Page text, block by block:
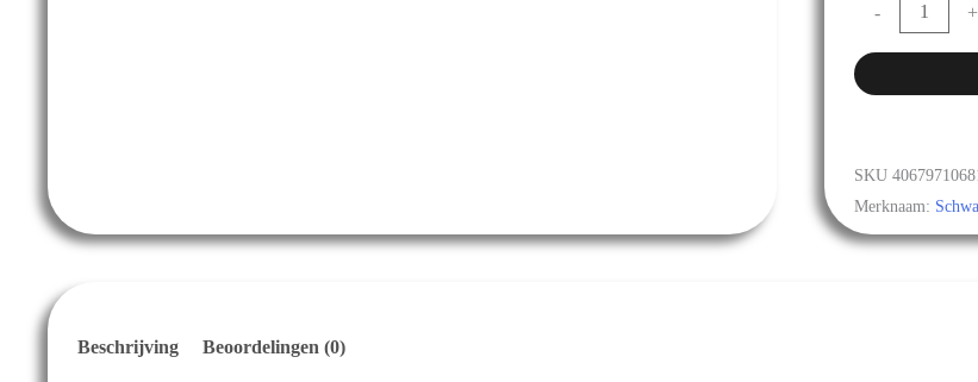
- +
SKU
Merknaam:
Beschrijving Beoordelingen (0)